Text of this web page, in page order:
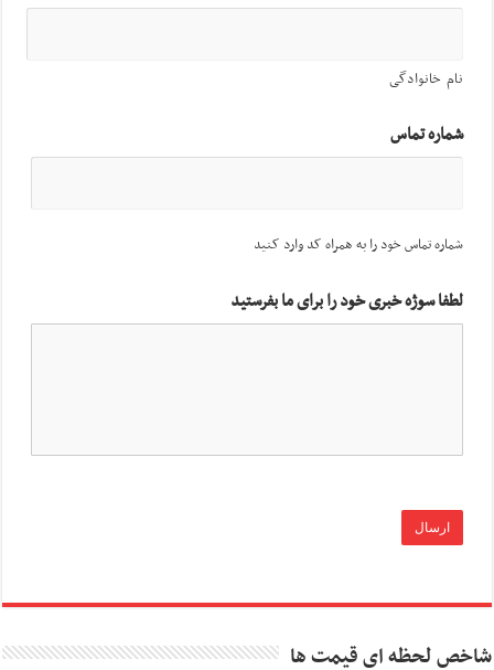
نام خانوادگی
شماره تماس
شماره تماس خود را به همراه کد وارد کنید
لطفا سوژه خبری خود را برای ما بفرستید
شاخص لحظه ای قیمت ها